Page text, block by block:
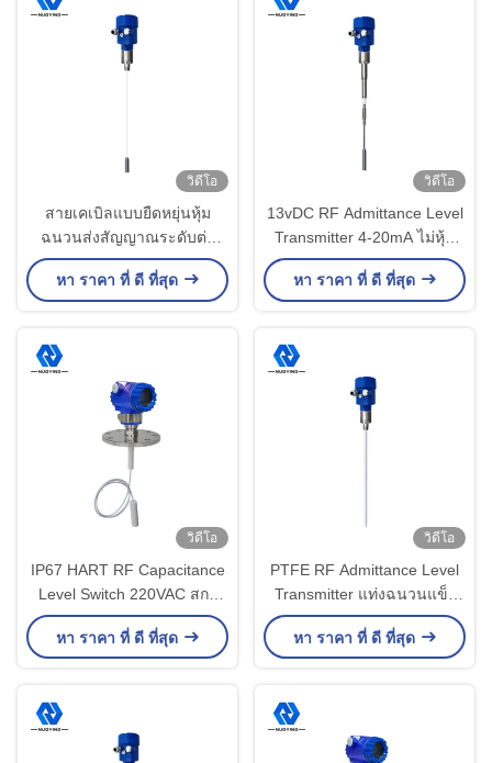
วิดีโอ
สายเคเบิลแบบยืดหยุ่นหุ้ม
ฉนวนส่งสัญญาณระดับต่อ
เนื่อง RF
หา ราคา ที่ ดี ที่สุด
วิดีโอ
13vDC RF Admittance Level
Transmitter 4-20mA ไม่หุ้ม
ฉนวน
หา ราคา ที่ ดี ที่สุด
วิดีโอ
IP67 HART RF Capacitance
Level Switch 220VAC สกรู
เกลียว 20m Cable
หา ราคา ที่ ดี ที่สุด
วิดีโอ
PTFE RF Admittance Level
Transmitter แท่งฉนวนแข็ง
ของเหลวที่มีฤทธิ์กัดกร่อน
หา ราคา ที่ ดี ที่สุด